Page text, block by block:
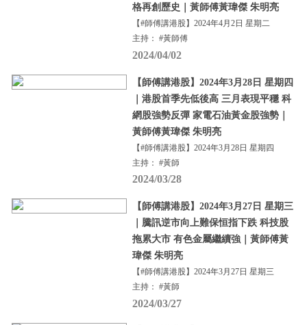
格再創歷史｜黃師傅黃瑋傑 朱明亮
【#師傅講港股】2024年4月2日 星期二
主持： #黃師傅
2024/04/02
【師傅講港股】2024年3月28日 星期四
｜港股首季先低後高 三月表現平穩 科
網股強勢反彈 家電石油黃金股強勢｜
黃師傅黃瑋傑 朱明亮
【#師傅講港股】2024年3月28日 星期四
主持： #黃師
2024/03/28
【師傅講港股】2024年3月27日 星期三
｜騰訊逆市向上難保恒指下跌 科技股
拖累大市 有色金屬繼續強｜黃師傅黃
瑋傑 朱明亮
【#師傅講港股】2024年3月27日 星期三
主持： #黃師
2024/03/27